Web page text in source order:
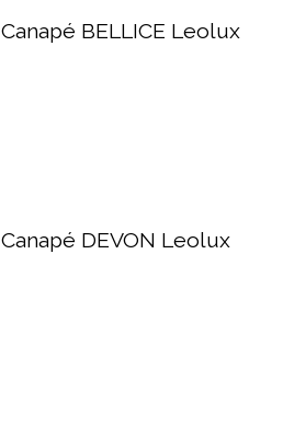
Canapé BELLICE Leolux
Canapé DEVON Leolux